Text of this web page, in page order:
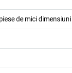
de mici dimensiuni